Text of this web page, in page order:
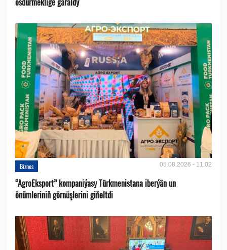
Biznes 05.08.2026 - 11:02
“AgroEksport” kompaniýasy Türkmenistana iberýän un
önümleriniň görnüşlerini giňeltdi